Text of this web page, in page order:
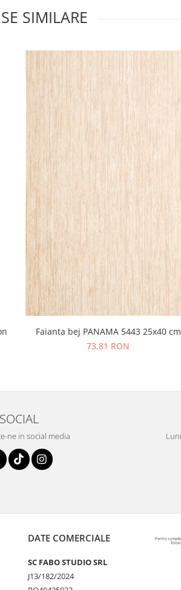
SIMILARE
Faianta bej PANAMA 5443 25x40 cm
73,81 RON
SOCIAL
ne in social media
DATE COMERCIALE
SC FABO STUDIO SRL
J13/182/2024